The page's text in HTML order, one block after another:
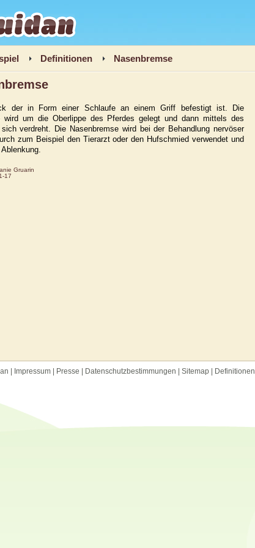
Definitionen Nasenbremse
der in Form einer Schlaufe an einem Griff befestigt ist. Die
wird um die Oberlippe des Pferdes gelegt und dann mittels des
verdreht. Die Nasenbremse wird bei der Behandlung nervöser
zum Beispiel den Tierarzt oder den Hufschmied verwendet und
Gruarin
17
Impressum Presse Datenschutzbestimmungen Sitemap Definitionen